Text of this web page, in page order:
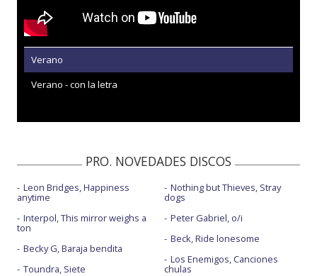
Verano
Verano - con la letra
PRO. NOVEDADES DISCOS
Leon Bridges, Happiness
anytime
Interpol, This mirror weighs a
ton
Becky G, Baraja bendita
Toundra, Siete
Nothing but Thieves, Stray
dogs
Peter Gabriel, o/i
Beck, Ride lonesome
Los Enemigos, Canciones
chulas